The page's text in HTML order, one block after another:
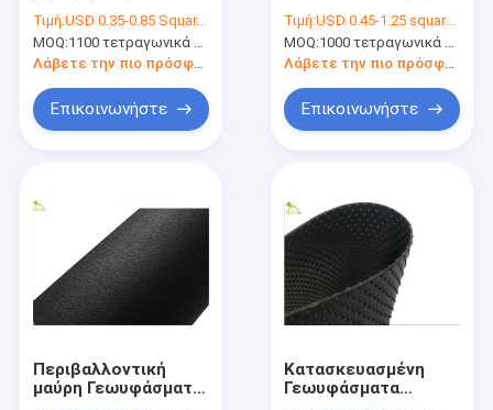
υφάσματος φίλτρων
για τη συντήρηση
νερού
Τιμή:USD 0.35-0.85 Square Meter
MOQ:1100 τετραγωνικά μέτρα
Λάβετε την πιο πρόσφατη τιμή
Επικοινωνήστε
δεξαμενών,
Γεωυφάσματα
απομόνωσης ύφασμα
στεγανοποίηση
Τιμή:USD 0.45-1.25 square meters
MOQ:1000 τετραγωνικά μέτρα
Επικοινωνήστε
Περιβαλλοντική
μαύρη Γεωυφάσματα
Κατασκευασμένη
Γεωυφάσματα